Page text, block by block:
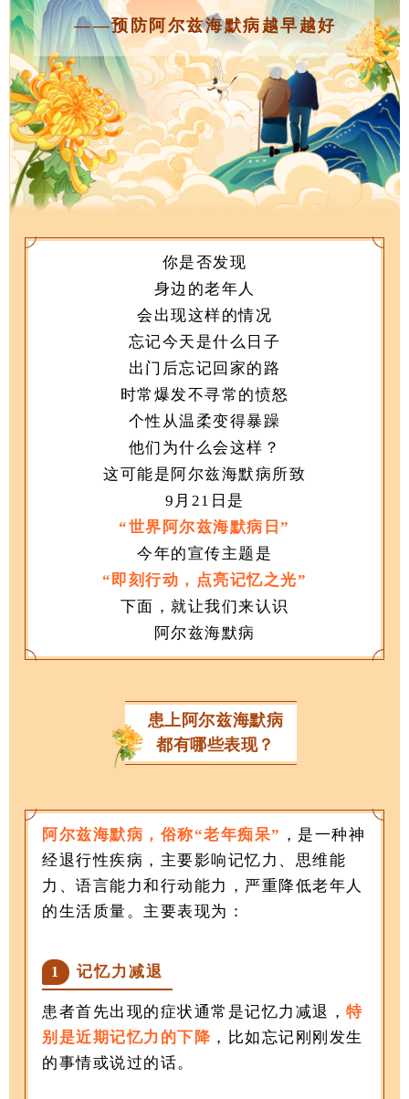
——预防阿尔兹海默病越早越好
你是否发现
身边的老年人
会出现这样的情况
忘记今天是什么日子
出门后忘记回家的路
时常爆发不寻常的愤怒
个性从温柔变得暴躁
他们为什么会这样？
这可能是阿尔兹海默病所致
9月21日是
“世界阿尔兹海默病日”
今年的宣传主题是
“即刻行动，点亮记忆之光”
下面，就让我们来认识
阿尔兹海默病
患上阿尔兹海默病
都有哪些表现？
阿尔兹海默病， 俗称“老年痴呆” ，是一种神
经退行性疾病，主要影响记忆力、思维能
力、语言能力和行动能力，严重降低老年人
的生活质量。主要表现为：
1 记忆力减退
患者首先出现的症状通常是记忆力减退，特
别是近期记忆力的下降 ，比如忘记刚刚发生
的事情或说过的话。